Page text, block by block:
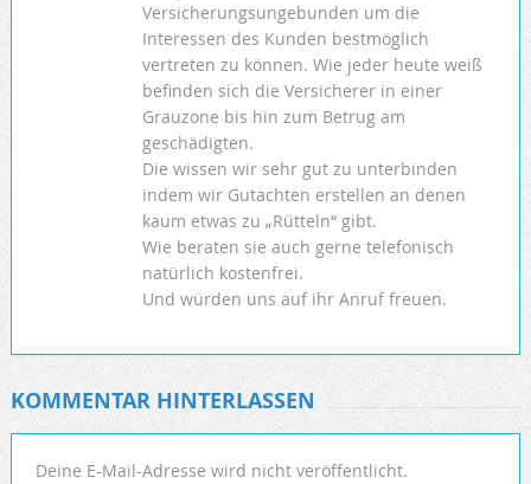
Versicherungsungebunden um die
Interessen des Kunden bestmöglich
vertreten zu können. Wie jeder heute weiß
befinden sich die Versicherer in einer
Grauzone bis hin zum Betrug am
geschädigten.
Die wissen wir sehr gut zu unterbinden
indem wir Gutachten erstellen an denen
kaum etwas zu „Rütteln“ gibt.
Wie beraten sie auch gerne telefonisch
natürlich kostenfrei.
Und würden uns auf ihr Anruf freuen.
KOMMENTAR HINTERLASSEN
Deine E-Mail-Adresse wird nicht veröffentlicht.